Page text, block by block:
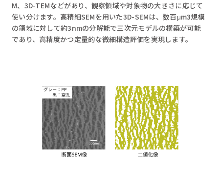
M、3D-TEMなどがあり、観察領域や対象物の大きさに応じて
使い分けます。高精細SEMを用いた3D-SEMは、数百μm3規模
の領域に対して約3nmの分解能で三次元モデルの構築が可能
であり、高精度かつ定量的な微細構造評価を実現します。